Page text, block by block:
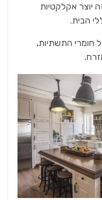
יוצר אקלקטיות
הבית.
חומרי התשתיות,